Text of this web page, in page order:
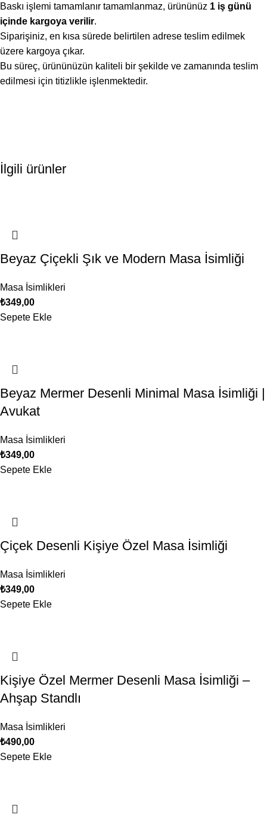
Baskı işlemi tamamlanır tamamlanmaz, ürününüz 1 iş günü
içinde kargoya verilir.
Siparişiniz, en kısa sürede belirtilen adrese teslim edilmek
üzere kargoya çıkar.
Bu süreç, ürününüzün kaliteli bir şekilde ve zamanında teslim
edilmesi için titizlikle işlenmektedir.
İlgili ürünler
Beyaz Çiçekli Şık ve Modern Masa İsimliği
Masa İsimlikleri
₺349,00
Sepete Ekle
Beyaz Mermer Desenli Minimal Masa İsimliği |
Avukat
Masa İsimlikleri
₺349,00
Sepete Ekle
Çiçek Desenli Kişiye Özel Masa İsimliği
Masa İsimlikleri
₺349,00
Sepete Ekle
Kişiye Özel Mermer Desenli Masa İsimliği –
Ahşap Standlı
Masa İsimlikleri
₺490,00
Sepete Ekle